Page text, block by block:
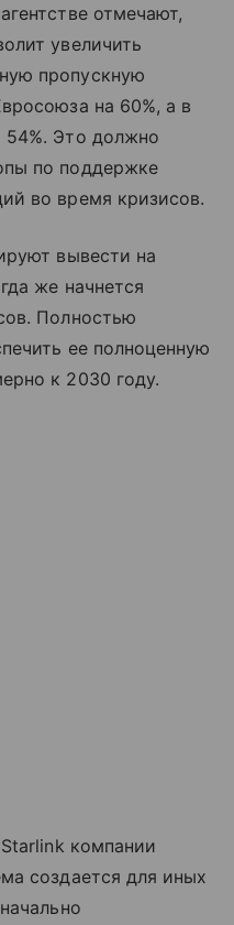
отмечают,
увеличить
пропускную
на 60%, а в
Это должно
по поддержке
во время кризисов.
вывести на
же начнется
Полностью
ее полноценную
к 2030 году.
компании
создается для иных